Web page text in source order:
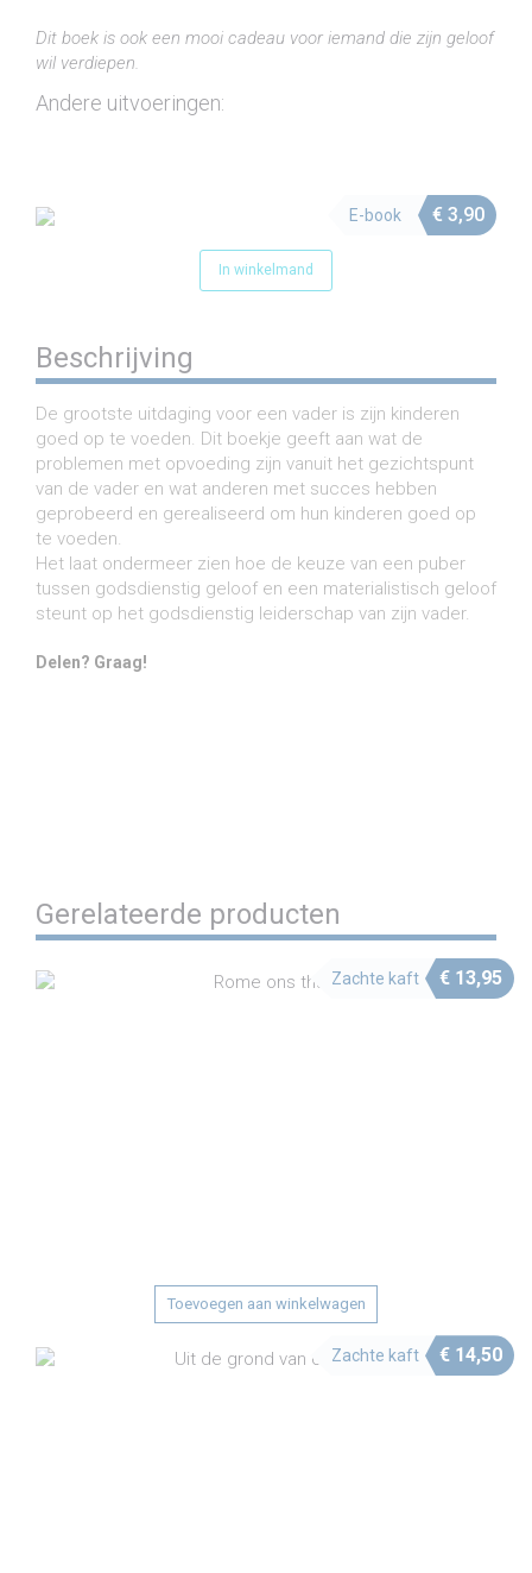
Dit boek is ook een mooi cadeau voor iemand die zijn geloof
wil verdiepen.
Andere uitvoeringen:
€ 3,90
E-book
In winkelmand
Beschrijving
De grootste uitdaging voor een vader is zijn kinderen
goed op te voeden. Dit boekje geeft aan wat de
problemen met opvoeding zijn vanuit het gezichtspunt
van de vader en wat anderen met succes hebben
geprobeerd en gerealiseerd om hun kinderen goed op
te voeden.
Het laat ondermeer zien hoe de keuze van een puber
tussen godsdienstig geloof en een materialistisch geloof
steunt op het godsdienstig leiderschap van zijn vader.
Delen? Graag!
Gerelateerde producten
Zachte kaft € 13,95
Toevoegen aan winkelwagen
Zachte kaft € 14,50